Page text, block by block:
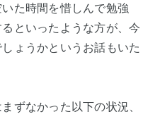
た時間を惜しんで勉強
といったような方が、今
ょうかというお話もいた
ずなかった以下の状況、